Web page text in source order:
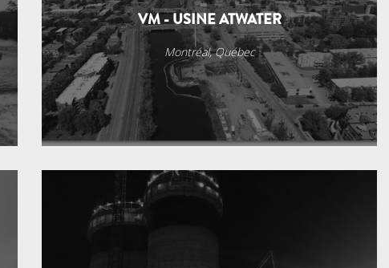
VM - USINE ATWATER
Montréal, Québec